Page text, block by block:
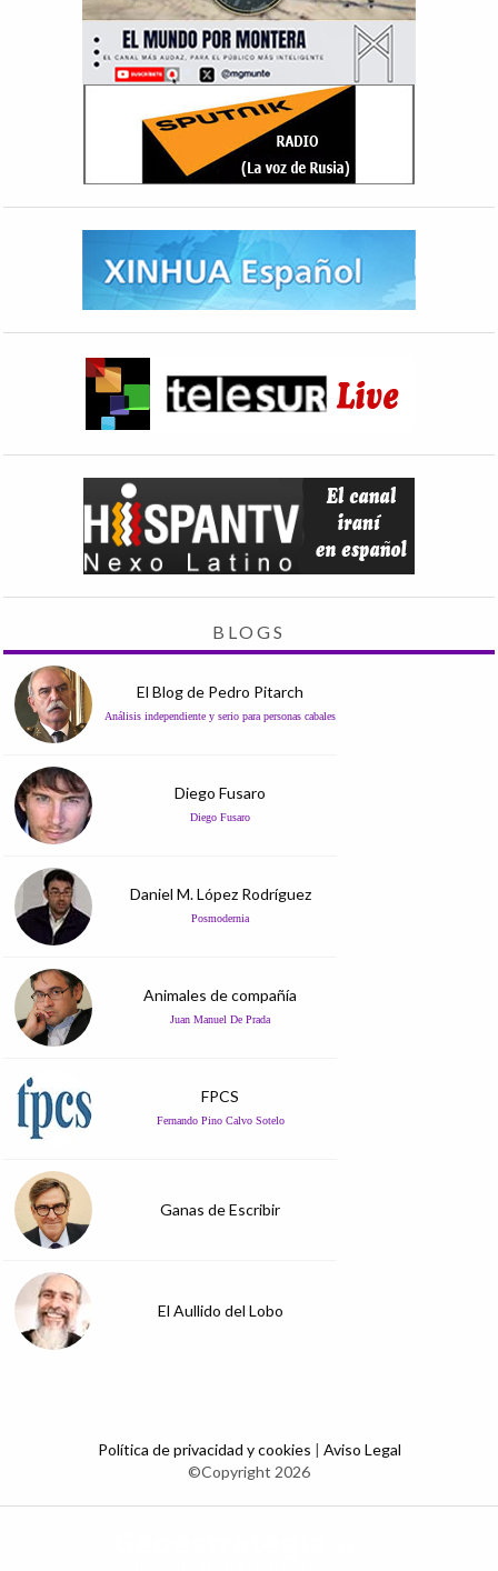
BLOGS
El Blog de Pedro Pitarch
Análisis independiente y serio para personas cabales
Diego Fusaro
Diego Fusaro
Daniel M. López Rodríguez
Posmodernia
Animales de compañía
Juan Manuel De Prada
FPCS
Fernando Pino Calvo Sotelo
Ganas de Escribir
El Aullido del Lobo
Política de privacidad y cookies | Aviso Legal
©Copyright 2026